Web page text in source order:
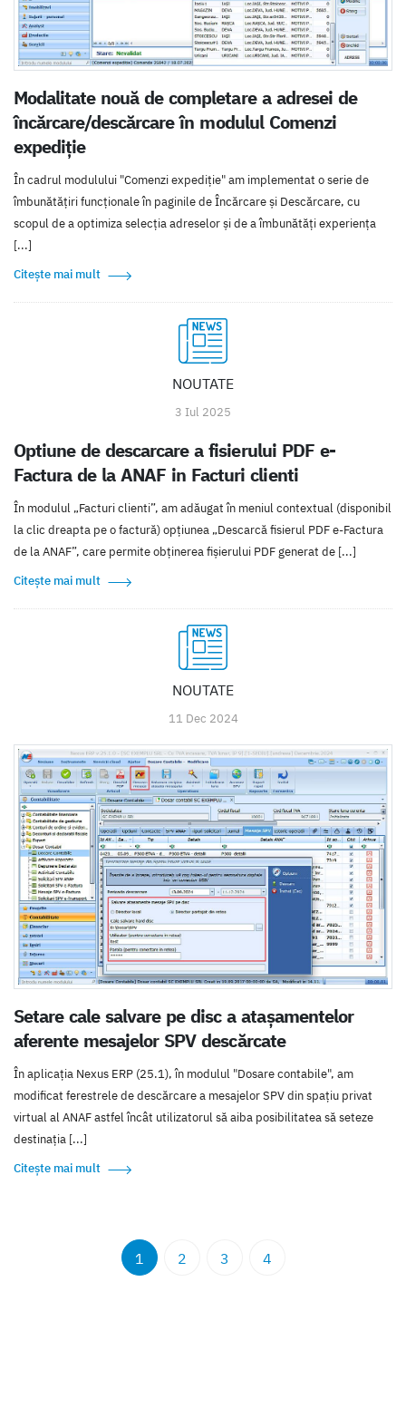
Modalitate nouă de completare a adresei de
încărcare/descărcare în modulul Comenzi
expediție
În cadrul modulului "Comenzi expediție" am implementat o serie de
îmbunătățiri funcționale în paginile de Încărcare și Descărcare, cu
scopul de a optimiza selecția adreselor și de a îmbunătăți experiența
[...]
Citește mai mult
NOUTATE
3 Iul 2025
Optiune de descarcare a fisierului PDF e-
Factura de la ANAF in Facturi clienti
În modulul „Facturi clienti”, am adăugat în meniul contextual (disponibil
la clic dreapta pe o factură) opțiunea „Descarcă fisierul PDF e-Factura
de la ANAF”, care permite obținerea fișierului PDF generat de [...]
Citește mai mult
NOUTATE
11 Dec 2024
Setare cale salvare pe disc a atașamentelor
aferente mesajelor SPV descărcate
În aplicația Nexus ERP (25.1), în modulul "Dosare contabile", am
modificat ferestrele de descărcare a mesajelor SPV din spațiu privat
virtual al ANAF astfel încât utilizatorul să aiba posibilitatea să seteze
destinația [...]
Citește mai mult
1 2 3 4